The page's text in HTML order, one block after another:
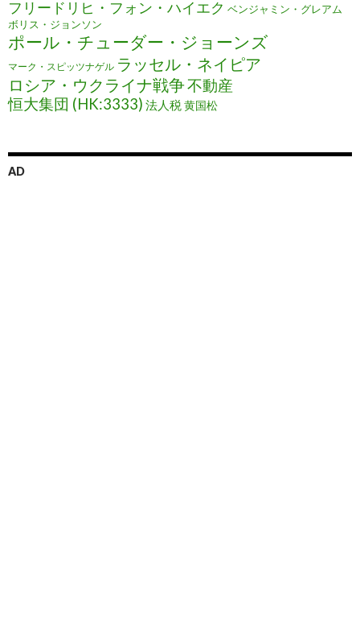
フリードリヒ・フォン・ハイエク ベンジャミン・グレアム
ボリス・ジョンソン
ポール・チューダー・ジョーンズ
マーク・スピッツナゲル ラッセル・ネイピア
ロシア・ウクライナ戦争不動産
恒大集団 (HK:3333) 法人税黄国松
AD